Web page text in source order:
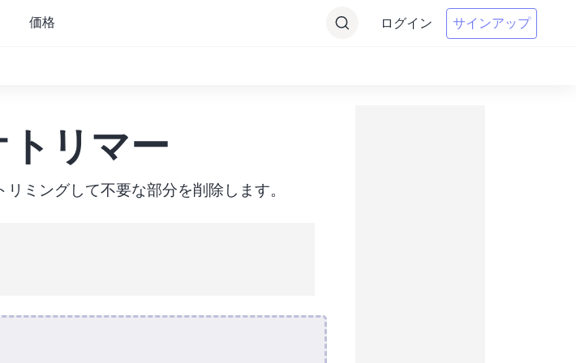
価格 ログイン サインアップ
トリマー
ミングして不要な部分を削除します。